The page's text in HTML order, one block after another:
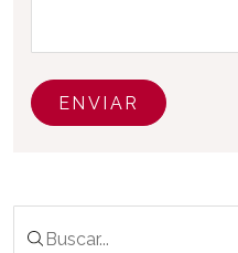
ENVIAR